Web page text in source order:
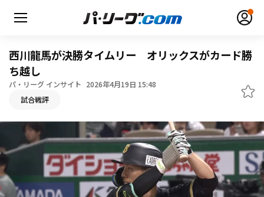
HOME
日程・結果
西川龍馬が決勝タイムリー オリックスがカード勝
ち越し
パ・リーグ インサイト 2026年4月19日 15:48
試合戦評